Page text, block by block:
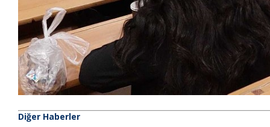
Diğer Haberler